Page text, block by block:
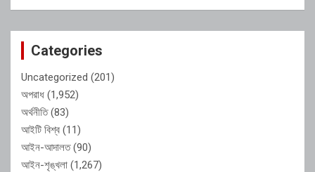
Categories
Uncategorized (201)
অপরাধ (1,952)
অর্থনীতি(83)
আইটি বিশ্ব (11)
আইন-আদালত(90)
আইন-শৃঙ্খলা (1,267)